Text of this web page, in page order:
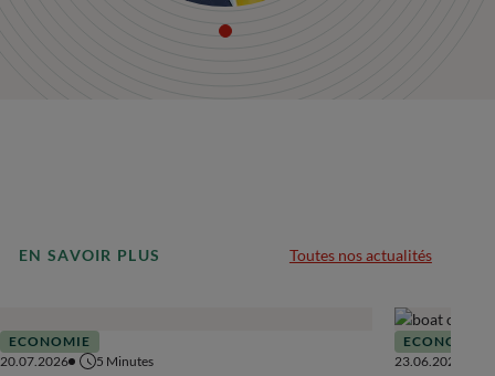
EN SAVOIR PLUS Toutes nos actualités
ECONOMIE
20.07.2026
5 Minutes
ECONOMIE
23.06.2026